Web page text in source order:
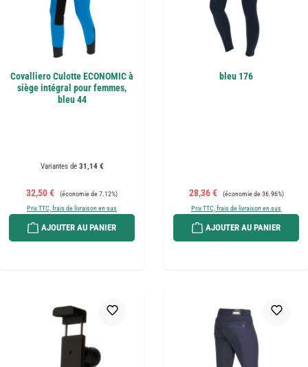
Covalliero Culotte ECONOMIC à
siège intégral pour femmes,
bleu 44
Variantes de31,14 €
Prix de vente :
32,50 € Prix régulier :
(économie de 7.12%)
Prix TTC, frais de livraison en sus
AJOUTER AU PANIER
bleu 176
Prix de vente :
28,36 € Prix régulier :
(économie de 36.96%)
Prix TTC, frais de livraison en sus
AJOUTER AU PANIER